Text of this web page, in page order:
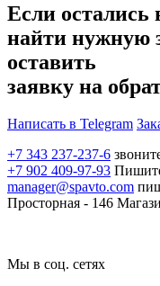
Если остались
найти нужную
оставить
заявку на
Написать в Telegram
+7 343 237-237-6
+7 902 409-97-93
manager@spavto.com
Просторная - 146
Мы в соц. сетях